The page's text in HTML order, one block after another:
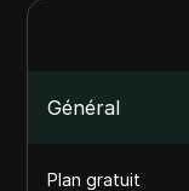
Général
Plan gratuit